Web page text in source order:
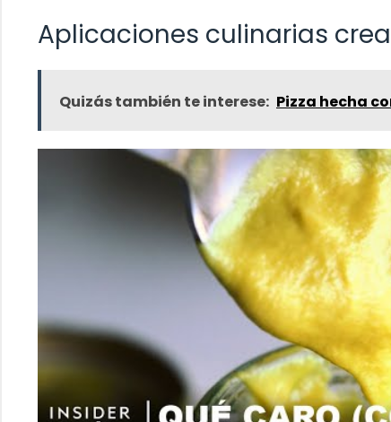
Aplicaciones culinarias
Quizás también te interese: Pizza hecha